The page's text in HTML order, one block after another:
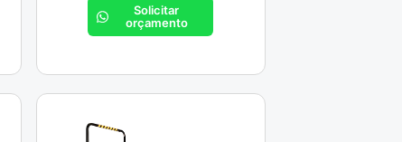
Solicitar
orçamento